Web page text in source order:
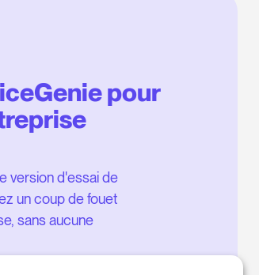
pour
version d'essai de
un coup de fouet
sans aucune